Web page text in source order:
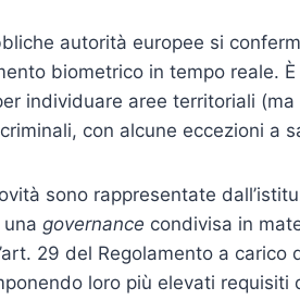
autorità europee si
biometrico in tempo reale.
individuare aree territoriali
con alcune eccezioni a
sono rappresentate
governance condivisa in
29 del Regolamento a
loro più elevati